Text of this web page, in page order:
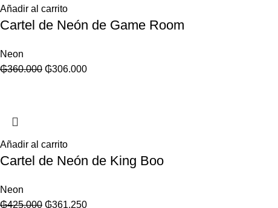
Añadir al carrito
Cartel de Neón de Game Room
Neon
₲360.000 ₲306.000
Añadir al carrito
Cartel de Neón de King Boo
Neon
₲425.000 ₲361.250